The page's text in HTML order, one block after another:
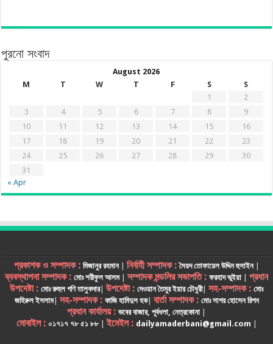
পুরনো সংবাদ
August 2026
M
T W T F S
S
1
2
3
4 5 6 7 8
9
10
11 12 13 14 15
16
17
18 19 20 21 22
23
24
25 26 27 28 29
30
31
« Apr
প্রকাশক ও সম্পাদক : মিজানুর রহমান নির্বাহী সম্পাদক :সৈয়দ তোফায়েল উদ্দিন হুসাইন|
ব্যবস্থাপনা সম্পাদক : মোঃ শরীফুল আলম সম্পাদক মন্ডলির সভাপতি : ফরহাদ ভূইয়া
প্রধান
উপদেষ্টা : মোঃ রুহুল গণি তালুকদার| উপদেষ্টা : দেওয়ান তৈমুর ইয়ার চৌধুরী| সহ-সম্পাদক : মোঃ
জহিরুল ইসলাম| সহ-সম্পাদক : কাজি হামিদুল হক| বার্তা সম্পাদক : মোঃ সাগর হোসেন রিপন
প্রধান কার্যালয় : ভবের বাজার, পূর্বধলা, নেত্রকোনা
মোবাইল : ০১৭১৭ ৭৮ ৫১ ৮৮ ইমেইল : dailyamaderbani@gmail.com